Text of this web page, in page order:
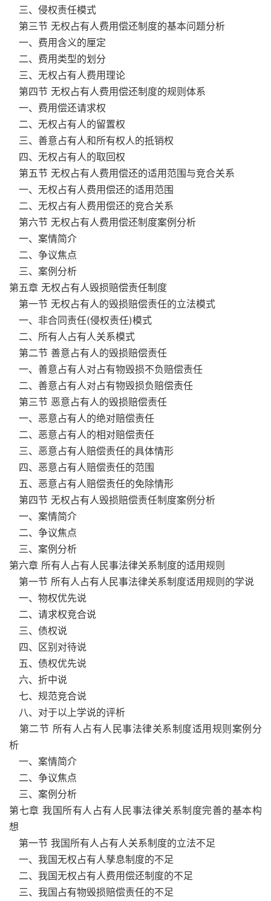
三、侵权责任模式
第三节 无权占有人费用偿还制度的基本问题分析
一、费用含义的厘定
二、费用类型的划分
三、无权占有人费用理论
第四节 无权占有人费用偿还制度的规则体系
一、费用偿还请求权
二、无权占有人的留置权
三、善意占有人和所有权人的抵销权
四、无权占有人的取回权
第五节 无权占有人费用偿还的适用范围与竞合关系
一、无权占有人费用偿还的适用范围
二、无权占有人费用偿还的竞合关系
第六节 无权占有人费用偿还制度案例分析
一、案情简介
二、争议焦点
三、案例分析
第五章 无权占有人毁损赔偿责任制度
第一节 无权占有人的毁损赔偿责任的立法模式
一、非合同责任(侵权责任)模式
二、所有人占有人关系模式
第二节 善意占有人的毁损赔偿责任
一、善意占有人对占有物毁损不负赔偿责任
二、善意占有人对占有物毁损负赔偿责任
第三节 恶意占有人的毁损赔偿责任
一、恶意占有人的绝对赔偿责任
二、恶意占有人的相对赔偿责任
三、恶意占有人赔偿责任的具体情形
四、恶意占有人赔偿责任的范围
五、恶意占有人赔偿责任的免除情形
第四节 无权占有人毁损赔偿责任制度案例分析
一、案情简介
二、争议焦点
三、案例分析
第六章 所有人占有人民事法律关系制度的适用规则
第一节 所有人占有人民事法律关系制度适用规则的学说
一、物权优先说
二、请求权竞合说
三、债权说
四、区别对待说
五、债权优先说
六、折中说
七、规范竞合说
八、对于以上学说的评析
第二节 所有人占有人民事法律关系制度适用规则案例分
析
一、案情简介
二、争议焦点
三、案例分析
第七章 我国所有人占有人民事法律关系制度完善的基本构
想
第一节 我国所有人占有人关系制度的立法不足
一、我国无权占有人孳息制度的不足
二、我国无权占有人费用偿还制度的不足
三、我国占有物毁损赔偿责任的不足